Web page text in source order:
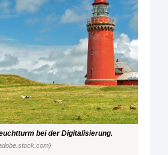
bei der Digitalisierung.